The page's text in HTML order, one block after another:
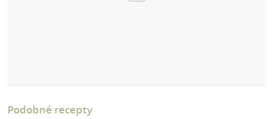
Podobné recepty